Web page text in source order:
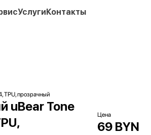
УслугиКонтакты
TPU, прозрачный
uBear Tone
Цена
69 BYN